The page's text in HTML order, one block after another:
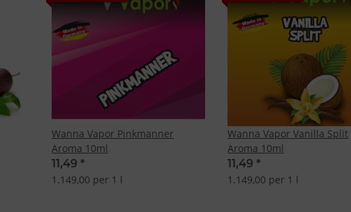
Wanna Vapor Pinkmanner
Aroma 10ml
11,49 *
1.149,00 per 1 l
Wanna Vapor Vanilla Split
Aroma 10ml
11,49 *
1.149,00 per 1 l